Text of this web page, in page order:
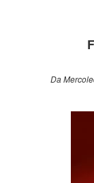
Da